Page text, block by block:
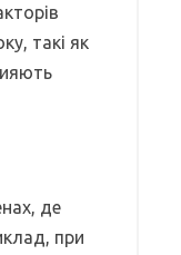
такі як
де
при